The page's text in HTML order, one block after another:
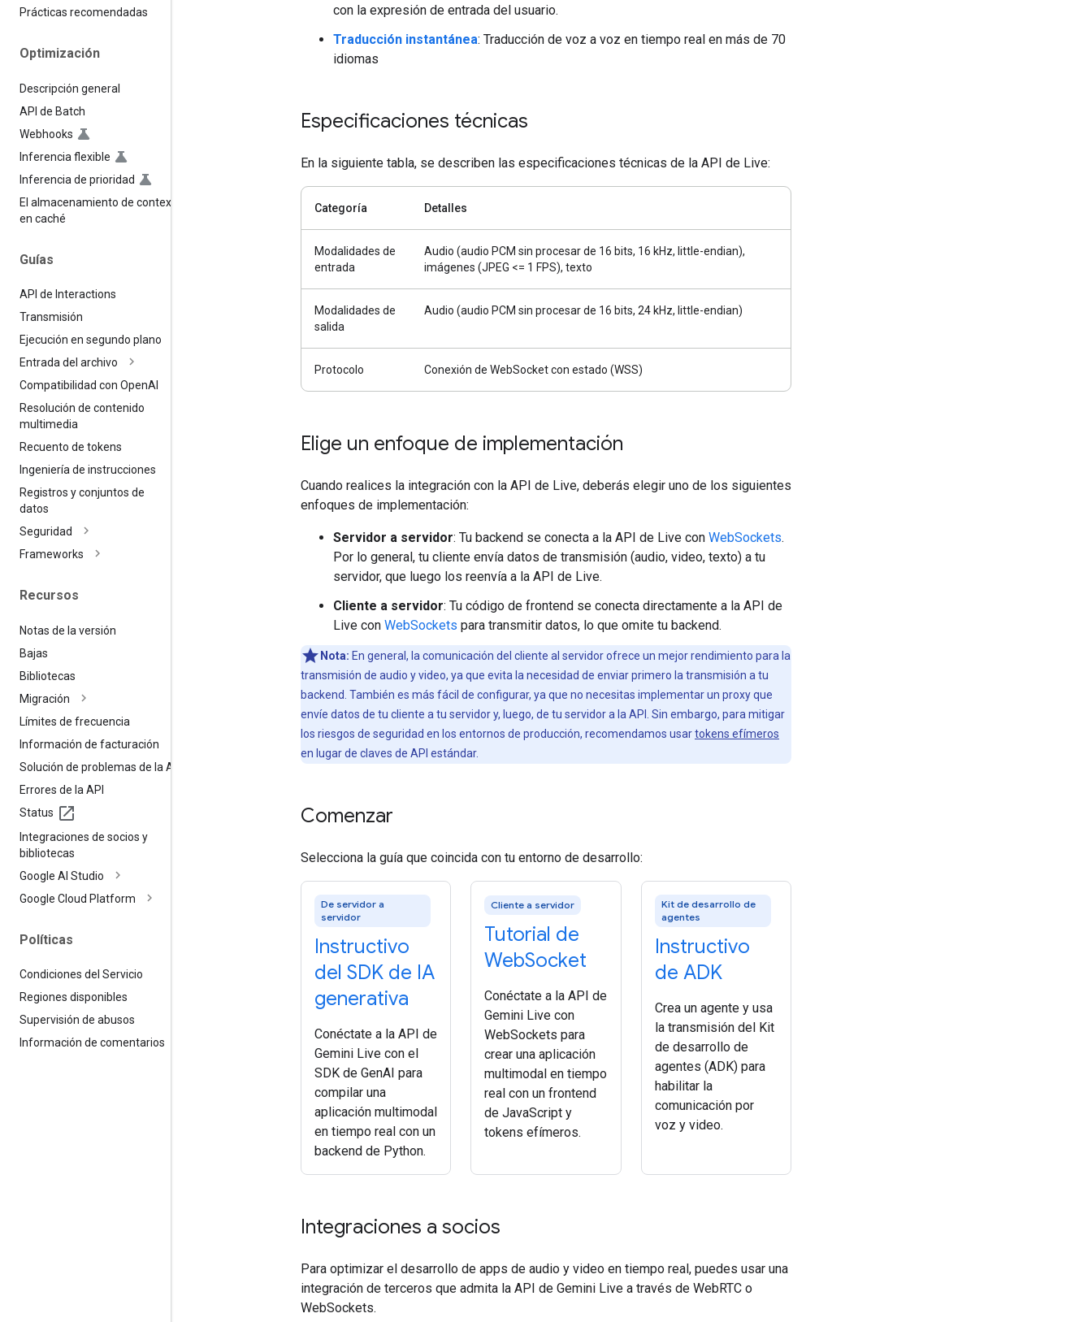
Prácticas recomendadas
Optimización
Descripción general
API de Batch
Webhooks
Inferencia flexible
Inferencia de prioridad
El almacenamiento de contexto
en caché
Guías
API de Interactions
Transmisión
Ejecución en segundo plano
Entrada del archivo
Compatibilidad con OpenAI
Resolución de contenido
multimedia
Recuento de tokens
Ingeniería de instrucciones
Registros y conjuntos de
datos
Seguridad
Frameworks
Recursos
Notas de la versión
Bajas
Bibliotecas
Migración
Límites de frecuencia
Información de facturación
Solución de problemas de la API
Errores de la API
Status
Integraciones de socios y
bibliotecas
Google AI Studio
Google Cloud Platform
Políticas
Condiciones del Servicio
Regiones disponibles
Supervisión de abusos
Información de comentarios
con la expresión de entrada del usuario.
Traducción instantánea: Traducción de voz a voz en tiempo real en más de 70
idiomas
Especificaciones técnicas
En la siguiente tabla, se describen las especificaciones técnicas de la API de Live:
Categoría Detalles
Modalidades de
entrada
Audio (audio PCM sin procesar de 16 bits, 16 kHz, little-endian),
imágenes (JPEG <= 1 FPS), texto
Modalidades de
salida
Audio (audio PCM sin procesar de 16 bits, 24 kHz, little-endian)
Protocolo Conexión de WebSocket con estado (WSS)
Elige un enfoque de implementación
Cuando realices la integración con la API de Live, deberás elegir uno de los siguientes
enfoques de implementación:
Servidor a servidor: Tu backend se conecta a la API de Live con WebSockets.
Por lo general, tu cliente envía datos de transmisión (audio, video, texto) a tu
servidor, que luego los reenvía a la API de Live.
Cliente a servidor: Tu código de frontend se conecta directamente a la API de
Live con WebSockets para transmitir datos, lo que omite tu backend.
Nota: En general, la comunicación del cliente al servidor ofrece un mejor rendimiento para la
transmisión de audio y video, ya que evita la necesidad de enviar primero la transmisión a tu
backend. También es más fácil de configurar, ya que no necesitas implementar un proxy que
envíe datos de tu cliente a tu servidor y, luego, de tu servidor a la API. Sin embargo, para mitigar
los riesgos de seguridad en los entornos de producción, recomendamos usartokens efímeros
en lugar de claves de API estándar.
Comenzar
Selecciona la guía que coincida con tu entorno de desarrollo:
De servidor a
servidor
Instructivo
del SDK de IA
generativa
Conéctate a la API de
Gemini Live con el
SDK de GenAI para
compilar una
aplicación multimodal
en tiempo real con un
backend de Python.
Cliente a servidor
Tutorial de
WebSocket
Conéctate a la API de
Gemini Live con
WebSockets para
crear una aplicación
multimodal en tiempo
real con un frontend
de JavaScript y
tokens efímeros.
Kit de desarrollo de
agentes
Instructivo
de ADK
Crea un agente y usa
la transmisión del Kit
de desarrollo de
agentes (ADK) para
habilitar la
comunicación por
voz y video.
Integraciones a socios
Para optimizar el desarrollo de apps de audio y video en tiempo real, puedes usar una
integración de terceros que admita la API de Gemini Live a través de WebRTC o
WebSockets.